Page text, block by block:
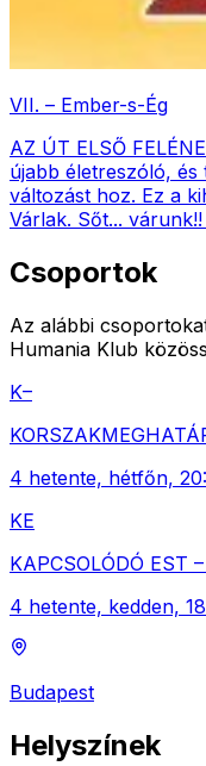
VII. – Ember-s-Ég
AZ ÚT ELSŐ
újabb életreszóló, és
változást hoz. Ez a
Várlak. Sőt...
Csoportok
Az alábbi
Humania Klub
K–
4 hetente, hétfőn,
KE
KAPCSOLÓDÓ EST
4 hetente, kedden,
Budapest
Helyszínek